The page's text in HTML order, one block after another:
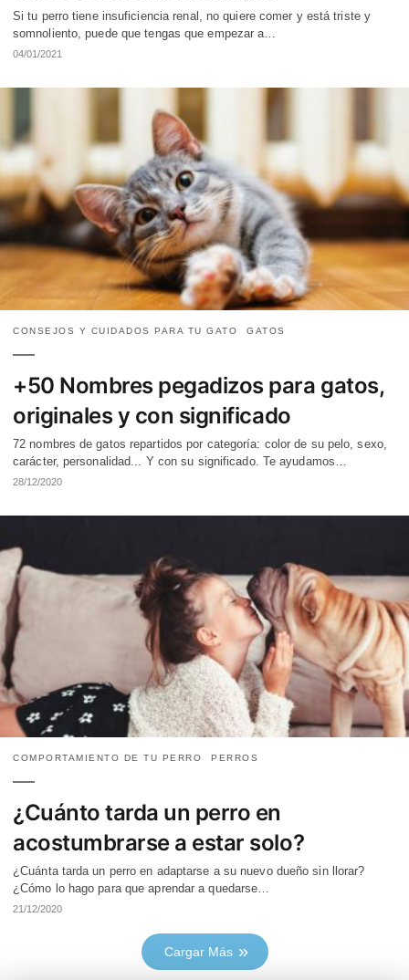
Si tu perro tiene insuficiencia renal, no quiere comer y está triste y
somnoliento, puede que tengas que empezar a…
04/01/2021
CONSEJOS Y CUIDADOS PARA TU GATO GATOS
+50 Nombres pegadizos para gatos,
originales y con significado
72 nombres de gatos repartidos por categoría: color de su pelo, sexo,
carácter, personalidad... Y con su significado. Te ayudamos…
28/12/2020
COMPORTAMIENTO DE TU PERRO PERROS
¿Cuánto tarda un perro en
acostumbrarse a estar solo?
¿Cuánta tarda un perro en adaptarse a su nuevo dueño sin llorar?
¿Cómo lo hago para que aprendar a quedarse…
21/12/2020
Cargar Más